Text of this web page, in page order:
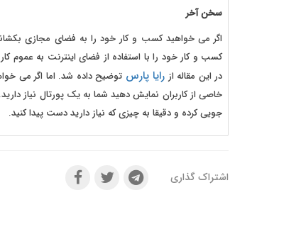
سخن آخر
اگر می خواهید کسب و کار خود را به فضای مجازی
کسب و کار خود را با استفاده از فضای اینترنت به
در این مقاله از رایا پارس توضیح داده شد. اما اگر می
خاصی از کاربران نمایش دهید شما به یک پورتال نیاز
جویی کرده و دقیقا به چیزی که نیاز دارید دست پیدا کنید.
اشتراک گذاری